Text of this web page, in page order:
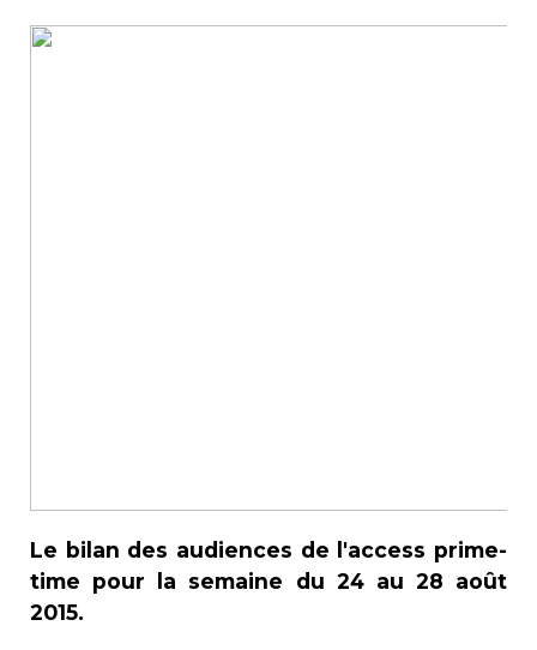
Le bilan des audiences de l'access prime-
time pour la semaine du 24 au 28 août
2015.